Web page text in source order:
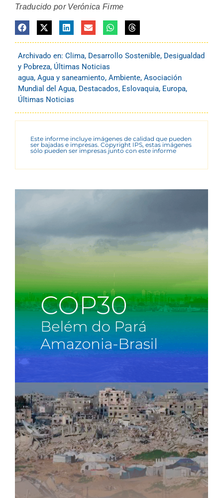
Traducido por Verónica Firme
Archivado en: Clima, Desarrollo Sostenible, Desigualdad
y Pobreza, Últimas Noticias
agua, Agua y saneamiento, Ambiente, Asociación
Mundial del Agua, Destacados, Eslovaquia, Europa,
Últimas Noticias
Este informe incluye imágenes de calidad que pueden
ser bajadas e impresas. Copyright IPS, estas imágenes
sólo pueden ser impresas junto con este informe